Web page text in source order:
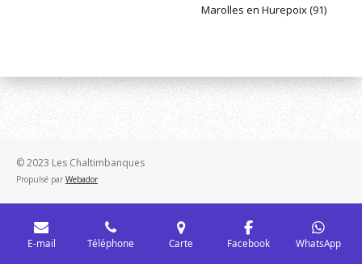
Marolles en Hurepoix (91)
© 2023 Les Chaltimbanques
Propulsé par Webador
E-mail Téléphone Carte Facebook WhatsApp